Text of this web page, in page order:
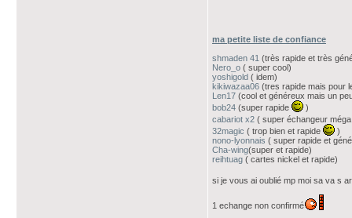
ma petite liste de confiance
shmaden 41 (très rapide et très
Nero_o ( super cool)
yoshigold ( idem)
kikiwazaa06 (tres rapide mais pour
Len17 (cool et généreux mais un
bob24 (super rapide
)
cabariot x2 ( super échangeur
32magic ( trop bien et rapide
)
nono-lyonnais ( super rapide et
Cha-wing(super et rapide)
reihtuag ( cartes nickel et rapide)
si je vous ai oublié mp moi sa va s
1 echange non confirmé